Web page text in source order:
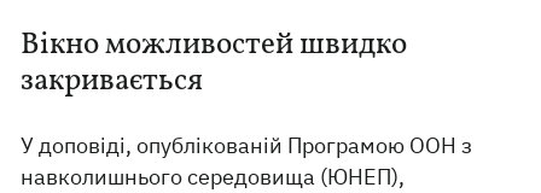
Вікно можливостей швидко
закривається
У доповіді, опублікованій Програмою ООН з
навколишнього середовища (ЮНЕП),